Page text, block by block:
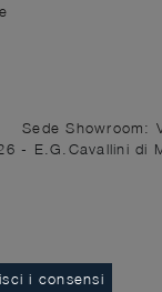
Sede Showroom:
- E.G.Cavallini di
i consensi